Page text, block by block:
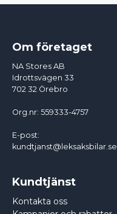
Om företaget
NA Stores AB
Idrottsvägen 33
702 32 Örebro
Org.nr: 559333-4757
E-post:
kundtjanst@leksaksbilar.se
Kundtjänst
Kontakta oss